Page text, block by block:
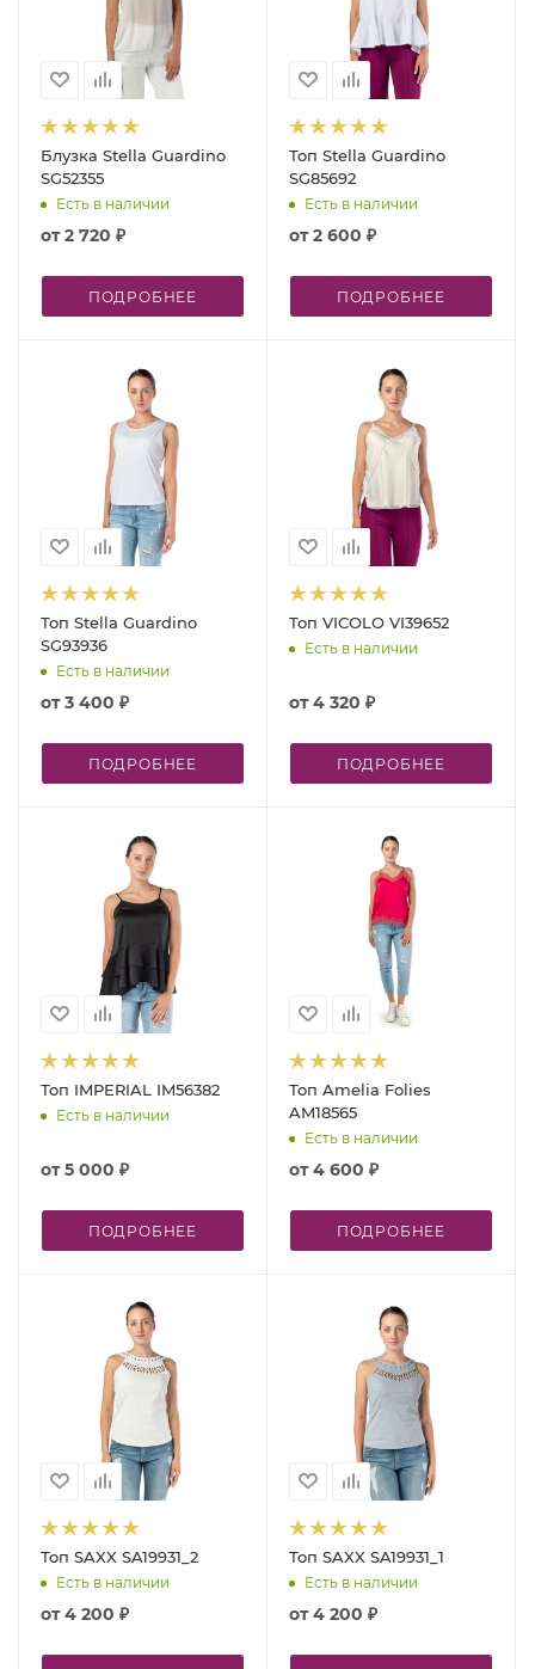
Блузка Stella Guardino
SG52355
Есть в наличии
от2 720 ₽
ПОДРОБНЕЕ
Топ Stella Guardino
SG85692
Есть в наличии
от2 600 ₽
ПОДРОБНЕЕ
Топ Stella Guardino
SG93936
Есть в наличии
от3 400 ₽
ПОДРОБНЕЕ
Топ VICOLO VI39652
Есть в наличии
от4 320 ₽
ПОДРОБНЕЕ
Топ IMPERIAL IM56382
Есть в наличии
от5 000 ₽
ПОДРОБНЕЕ
Топ Amelia Folies
AM18565
Есть в наличии
от4 600 ₽
ПОДРОБНЕЕ
Топ SAXX SA19931_2
Есть в наличии
от4 200 ₽
Топ SAXX SA19931_1
Есть в наличии
от4 200 ₽